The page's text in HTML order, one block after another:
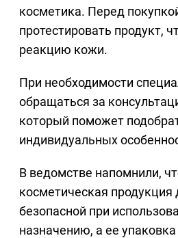
косметика. Перед
протестировать продукт,
реакцию кожи.
При необходимости
обращаться за
который поможет
индивидуальных
В ведомстве напомнили,
косметическая
безопасной при
назначению, а ее